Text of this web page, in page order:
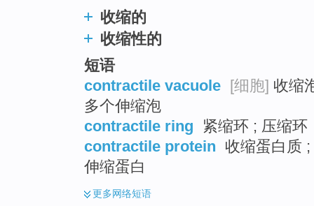
收缩的
收缩性的
短语
contractile vacuole
[细胞] 收缩
多个伸缩泡
contractile ring
紧缩环 ; 压缩环
contractile protein 收缩蛋白质
伸缩蛋白
更多网络短语